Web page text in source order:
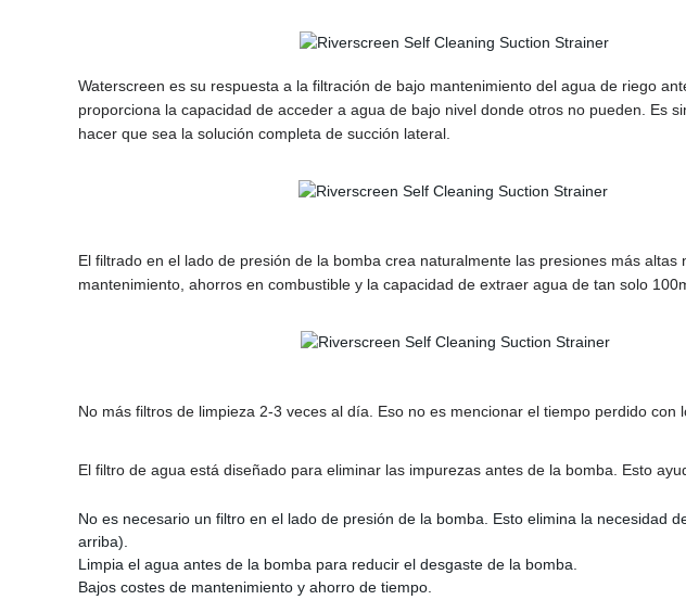
Waterscreen es su respuesta a la filtración de bajo mantenimiento del agua de riego
proporciona la capacidad de acceder a agua de bajo nivel donde otros no pueden. Es
hacer que sea la solución completa de succión lateral.
El filtrado en el lado de presión de la bomba crea naturalmente las presiones más
mantenimiento, ahorros en combustible y la capacidad de extraer agua de tan solo
No más filtros de limpieza 2-3 veces al día. Eso no es mencionar el tiempo perdido
El filtro de agua está diseñado para eliminar las impurezas antes de la bomba. Esto
No es necesario un filtro en el lado de presión de la bomba. Esto elimina la necesidad
arriba).
Limpia el agua antes de la bomba para reducir el desgaste de la bomba.
Bajos costes de mantenimiento y ahorro de tiempo.